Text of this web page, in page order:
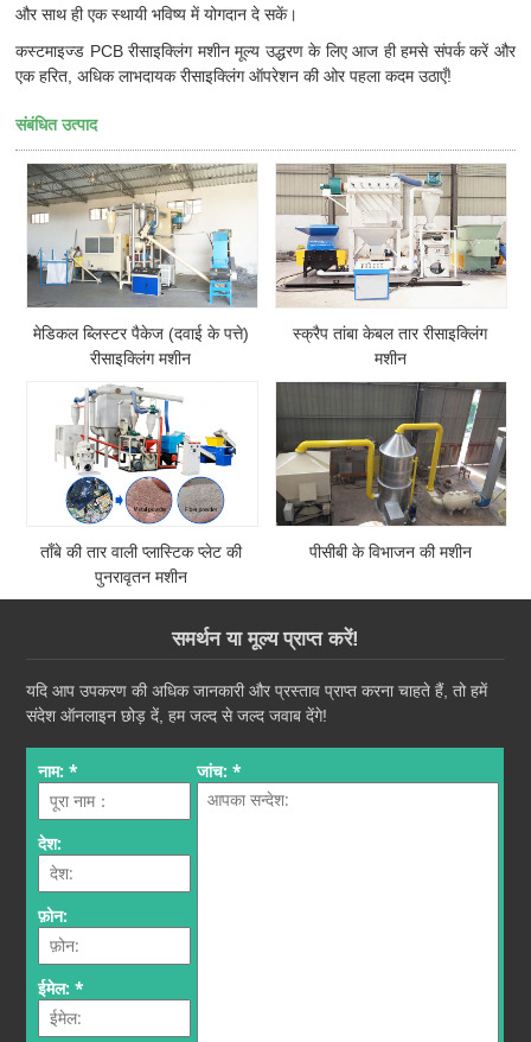
और साथ ही एक स्थायी भविष्य में योगदान दे सकें।
कस्टमाइज्ड PCB रीसाइक्लिंग मशीन मूल्य उद्धरण के लिए आज ही हमसे संपर्क करें और
एक हरित, अधिक लाभदायक रीसाइक्लिंग ऑपरेशन की ओर पहला कदम उठाएँ!
संबंधित उत्पाद
मेडिकल ब्लिस्टर पैकेज (दवाई के पत्ते)
रीसाइक्लिंग मशीन
स्क्रैप तांबा केबल तार रीसाइक्लिंग
मशीन
ताँबे की तार वाली प्लास्टिक प्लेट की
पुनरावृतन मशीन
पीसीबी के विभाजन की मशीन
समर्थन या मूल्य प्राप्त करें!
यदि आप उपकरण की अधिक जानकारी और प्रस्ताव प्राप्त करना चाहते हैं, तो हमें
संदेश ऑनलाइन छोड़ दें, हम जल्द से जल्द जवाब देंगे!